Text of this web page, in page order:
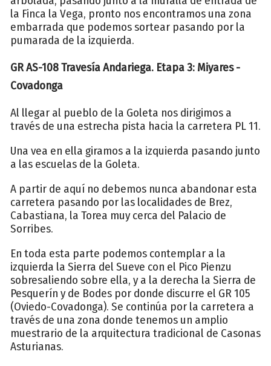
la Finca la Vega, pronto nos encontramos una zona
embarrada que podemos sortear pasando por la
pumarada de la izquierda.
GR AS-108 Travesía Andariega. Etapa 3: Miyares -
Covadonga
Al llegar al pueblo de la Goleta nos dirigimos a
través de una estrecha pista hacia la carretera PL 11.
Una vea en ella giramos a la izquierda pasando junto
a las escuelas de la Goleta.
A partir de aquí no debemos nunca abandonar esta
carretera pasando por las localidades de Brez,
Cabastiana, la Torea muy cerca del Palacio de
Sorribes.
En toda esta parte podemos contemplar a la
izquierda la Sierra del Sueve con el Pico Pienzu
sobresaliendo sobre ella, y a la derecha la Sierra de
Pesquerín y de Bodes por donde discurre el GR 105
(Oviedo-Covadonga). Se continúa por la carretera a
través de una zona donde tenemos un amplio
muestrario de la arquitectura tradicional de Casonas
Asturianas.